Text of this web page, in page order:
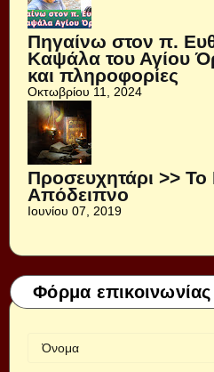
Πηγαίνω στον π.
Καψάλα του Αγίου
και πληροφορίες
Οκτωβρίου 11, 2024
Προσευχητάρι >> Το
Απόδειπνο
Ιουνίου 07, 2019
Φόρμα επικοινωνίας